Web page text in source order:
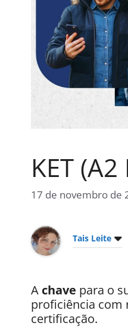
KET
17 de novembro de
Tais Leite
A chave para o
proficiência com
certificação.